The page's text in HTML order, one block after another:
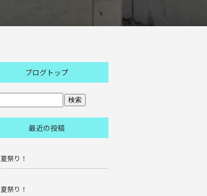
ブログトップ
最近の投稿
夏祭り！
夏祭り！